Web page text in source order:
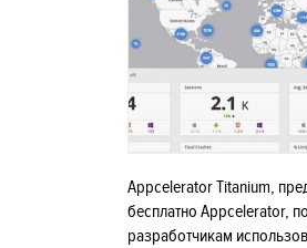
Appcelerator Titanium,
бесплатно Appcelerator,
разработчикам